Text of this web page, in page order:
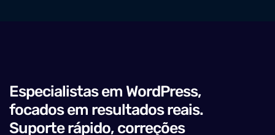
Especialistas em WordPress,
focados em resultados reais.
Suporte rápido, correções